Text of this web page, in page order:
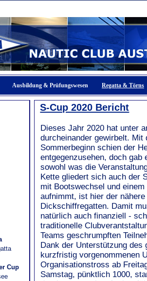
Ausbildung & Prüfungswesen Regatta & Törns
Cup
S-Cup 2020 Bericht
Dieses Jahr 2020 hat unter
durcheinander gewirbelt. Mit
Sommerbeginn schien der
entgegenzusehen, doch
sowohl was die
Kette gliedert sich auch der
mit Bootswechsel und
aufnimmt, ist hier der
Dickschiffregatten. Damit
natürlich auch finanziell -
traditionelle
Teams geschrumpften
Dank der Unterstützung des
kurzfristig vorgenommenen
Organisationstross ab
Samstag, pünktlich 1000,